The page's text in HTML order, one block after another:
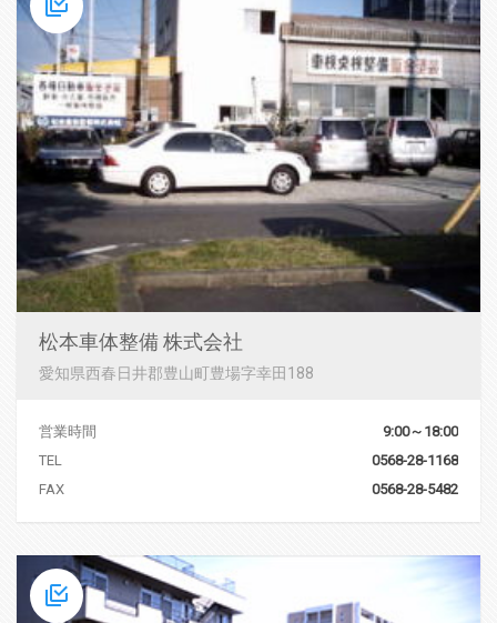
松本車体整備 株式会社
愛知県西春日井郡豊山町豊場字幸田188
営業時間
9:00～18:00
TEL
0568-28-1168
FAX
0568-28-5482